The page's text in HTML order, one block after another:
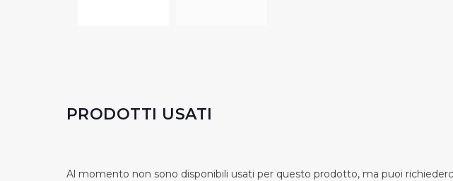
PRODOTTI USATI
Al momento non sono disponibili usati per questo prodotto, ma puoi